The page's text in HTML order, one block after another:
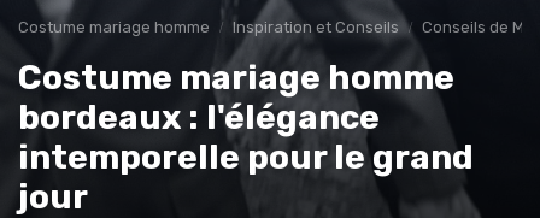
Costume mariage homme Inspiration et Conseils Conseils de
Costume mariage homme
bordeaux : l'élégance
intemporelle pour le grand
jour